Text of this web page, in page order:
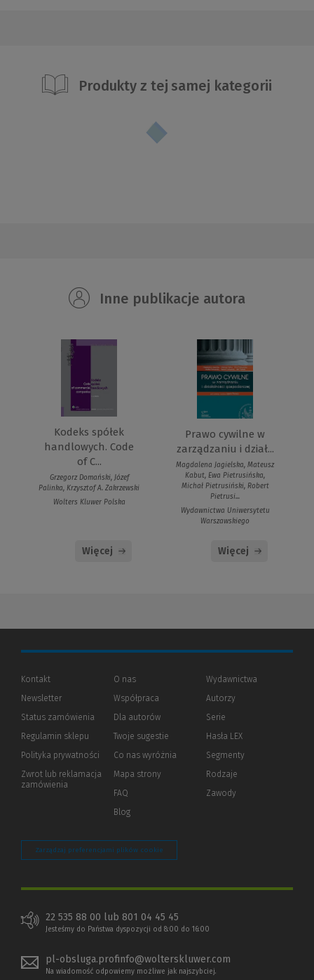
Produkty z tej samej kategorii
Inne publikacje autora
Kodeks spółek
handlowych. Code
of C...
Grzegorz Domański, Józef
Palinka, Krzysztof A. Zakrzewski
Wolters Kluwer Polska
Więcej
Prawo cywilne w
zarządzaniu i dział...
Magdalena Jagielska, Mateusz
Kabut, Ewa Pietrusińska,
Michał Pietrusiński, Robert
Pietrusi...
Wydawnictwa Uniwersytetu
Warszawskiego
Więcej
Kontakt
Newsletter
Status zamówienia
Regulamin sklepu
Polityka prywatności (Nowe
(Link
innej
Zwrot lub reklamacja
zamówienia
O nas
Współpraca
Dla autorów(Nowe
(Link
innej
strony)
Twoje sugestie
Co nas wyróżnia
Mapa strony
FAQ
Blog
Wydawnictwa
Autorzy
Serie
Hasła LEX
Segmenty
Rodzaje
Zawody
Zarządzaj preferencjami plików cookie
22 535 88 00 lub 801 04 45 45
Jesteśmy do Państwa dyspozycji od 8:00 do 16:00
pl-obsluga.profinfo@wolterskluwer.com
Na wiadomość odpowiemy możliwe jak najszybciej.